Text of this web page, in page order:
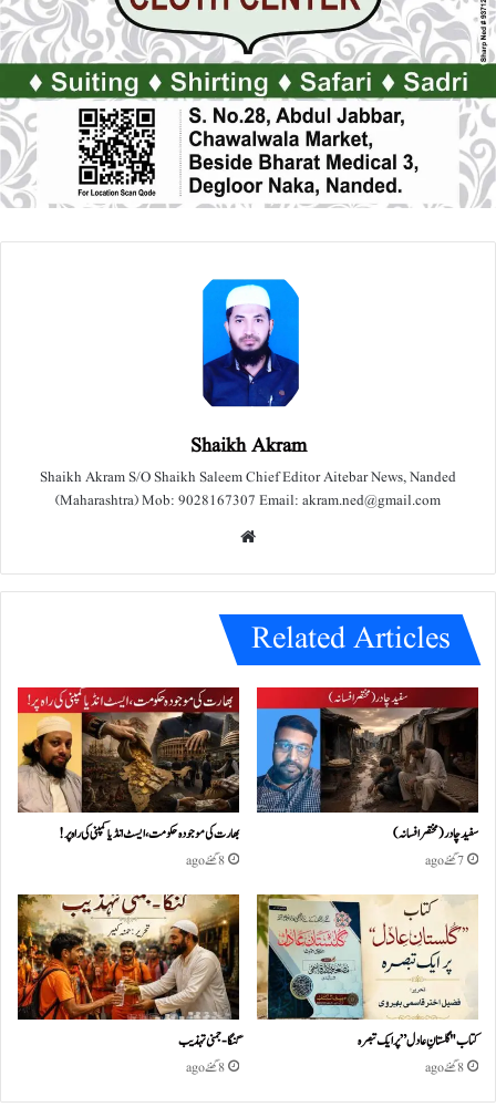
Shaikh Akram
Shaikh Akram S/O Shaikh Saleem Chief Editor Aitebar News, Nanded
(Maharashtra) Mob: 9028167307 Email: akram.ned@gmail.com
e
Related Articles
سفید چادر( مختصر افسانہ)
7 گھنٹے ago
بھارت کی موجودہ حکومت،ایسٹ انڈیا کمپنی کی راہ پر!
8 گھنٹے ago
کتاب "گلستانِ عادل” پر ایک تبصرہ
8 گھنٹے ago
گنگا-جمنی تہذیب
8 گھنٹے ago